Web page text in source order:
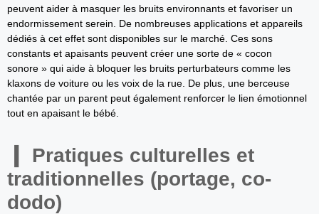
peuvent aider à masquer les bruits environnants et favoriser un
endormissement serein. De nombreuses applications et appareils
dédiés à cet effet sont disponibles sur le marché. Ces sons
constants et apaisants peuvent créer une sorte de « cocon
sonore » qui aide à bloquer les bruits perturbateurs comme les
klaxons de voiture ou les voix de la rue. De plus, une berceuse
chantée par un parent peut également renforcer le lien émotionnel
tout en apaisant le bébé.
Pratiques culturelles et
traditionnelles (portage, co-
dodo)